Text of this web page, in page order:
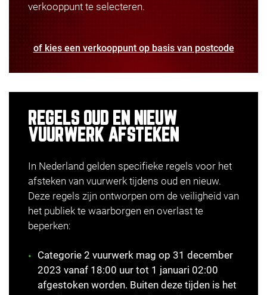
verkooppunt te selecteren.
of kies een verkooppunt op basis van postcode
REGELS OUD EN NIEUW
VUURWERK AFSTEKEN
In Nederland gelden specifieke regels voor het
afsteken van vuurwerk tijdens oud en nieuw.
Deze regels zijn ontworpen om de veiligheid van
het publiek te waarborgen en overlast te
beperken:
Categorie 2 vuurwerk mag op 31 december
2023 vanaf 18:00 uur tot 1 januari 02:00
afgestoken worden. Buiten deze tijden is het